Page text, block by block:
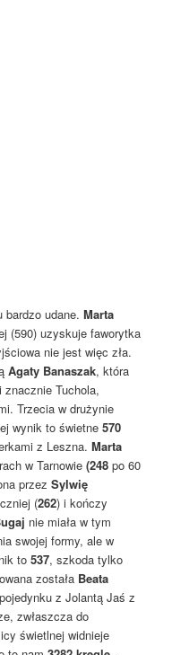
bardzo udane.Marta
(590) uzyskuje faworytka
nie jest więc zła.
Agaty Banaszak, która
Tuchola,
Trzecia w drużynie
wynik to świetne570
z Leszna.Marta
w Tarnowie(248 po 60
przezSylwię
(262) i kończy
nie miała w tym
swojej formy, ale w
to537, szkoda tylko
została Beata
z Jolantą Jaś z
zwłaszcza do
świetlnej widnieje